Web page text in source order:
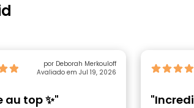
por Deborah Merkouloff
Avaliado em Jul 19, 2026
au top ✨"